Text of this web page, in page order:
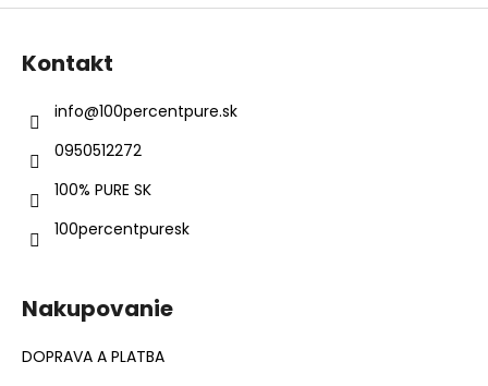
u
Z
Kontakt
info@100percentpure.sk
0950512272
100% PURE SK
100percentpuresk
Nakupovanie
DOPRAVA A PLATBA